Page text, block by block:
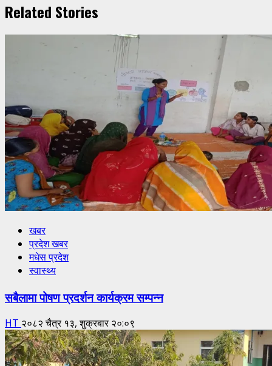
Related Stories
खबर
प्रदेश खबर
मधेस प्रदेश
स्वास्थ्य
सबैलामा पोषण प्रदर्शन कार्यक्रम सम्पन्न
HT २०८२ चैत्र १३, शुक्रबार २०:०९